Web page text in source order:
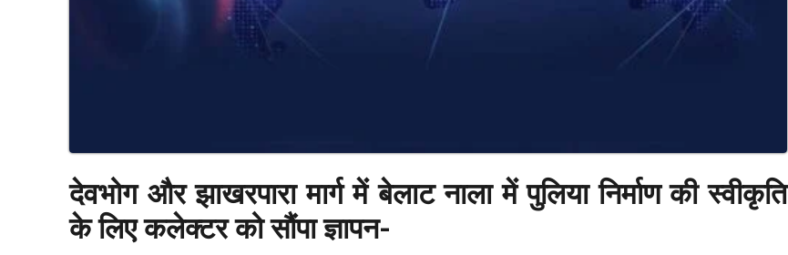
देवभोग और झाखरपारा मार्ग में बेलाट नाला में पुलिया निर्माण की स्वीकृति
के लिए कलेक्टर को सौंपा ज्ञापन-